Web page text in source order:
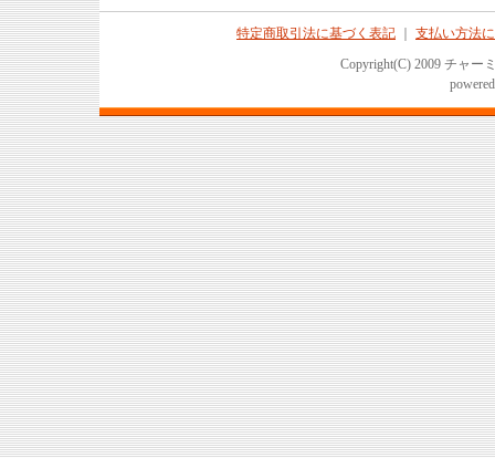
特定商取引法に基づく表記
支払い方法
Copyright(C) 2009 チャー